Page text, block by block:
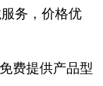
务，价格优
费提供产品型